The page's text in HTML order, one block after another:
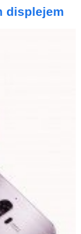
displejem